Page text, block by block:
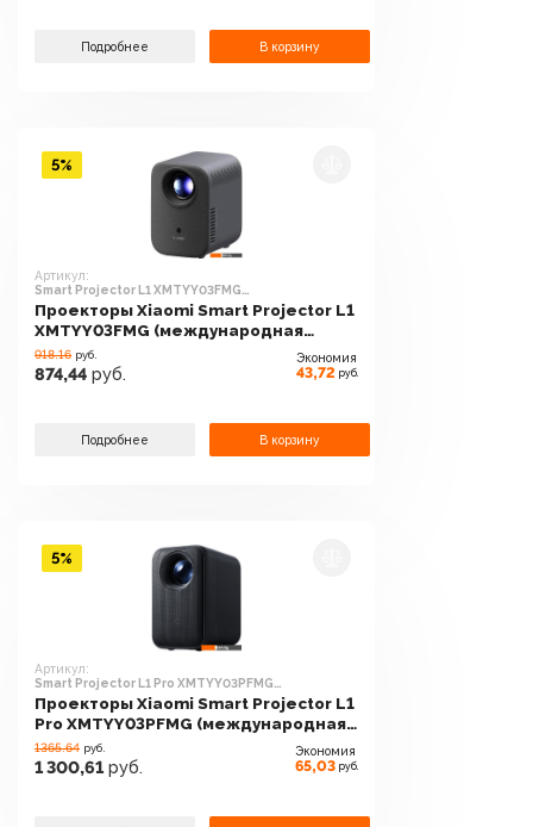
Подробнее В корзину
Артикул:
Smart Projector L1 XMTYY03FMG
(международная версия)
Проекторы Xiaomi Smart Projector L1
XMTYY03FMG (международная
версия)
918.16 руб.
874,44 руб.
Экономия
43,72 руб.
Подробнее В корзину
5%
Артикул:
Smart Projector L1 Pro XMTYY03PFMG
(международная версия)
Проекторы Xiaomi Smart Projector L1
Pro XMTYY03PFMG (международная
версия)
1365.64 руб.
1 300,61 руб.
Экономия
65,03 руб.
5%